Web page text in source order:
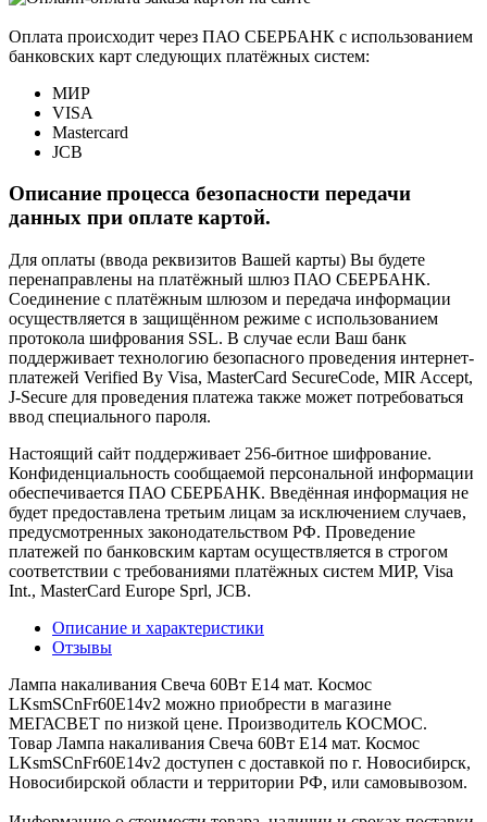
Оплата происходит через ПАО СБЕРБАНК с использованием
банковских карт следующих платёжных систем:
МИР
VISA
Mastercard
JCB
Описание процесса безопасности передачи
данных при оплате картой.
Для оплаты (ввода реквизитов Вашей карты) Вы будете
перенаправлены на платёжный шлюз ПАО СБЕРБАНК.
Соединение с платёжным шлюзом и передача информации
осуществляется в защищённом режиме с использованием
протокола шифрования SSL. В случае если Ваш банк
поддерживает технологию безопасного проведения интернет-
платежей Verified By Visa, MasterCard SecureCode, MIR Accept,
J-Secure для проведения платежа также может потребоваться
ввод специального пароля.
Настоящий сайт поддерживает 256-битное шифрование.
Конфиденциальность сообщаемой персональной информации
обеспечивается ПАО СБЕРБАНК. Введённая информация не
будет предоставлена третьим лицам за исключением случаев,
предусмотренных законодательством РФ. Проведение
платежей по банковским картам осуществляется в строгом
соответствии с требованиями платёжных систем МИР, Visa
Int., MasterCard Europe Sprl, JCB.
Описание и характеристики
Отзывы
Лампа накаливания Свеча 60Вт E14 мат. Космос
LKsmSCnFr60E14v2 можно приобрести в магазине
МЕГАСВЕТ по низкой цене. Производитель КОСМОС.
Товар Лампа накаливания Свеча 60Вт E14 мат. Космос
LKsmSCnFr60E14v2 доступен с доставкой по г. Новосибирск,
Новосибирской области и территории РФ, или самовывозом.